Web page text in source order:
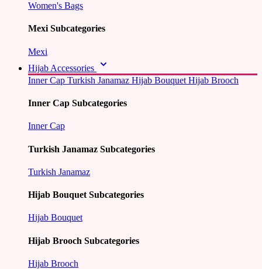
Women's Bags
Mexi Subcategories
Mexi
Hijab Accessories
Inner Cap Turkish Janamaz Hijab Bouquet Hijab Brooch
Inner Cap Subcategories
Inner Cap
Turkish Janamaz Subcategories
Turkish Janamaz
Hijab Bouquet Subcategories
Hijab Bouquet
Hijab Brooch Subcategories
Hijab Brooch